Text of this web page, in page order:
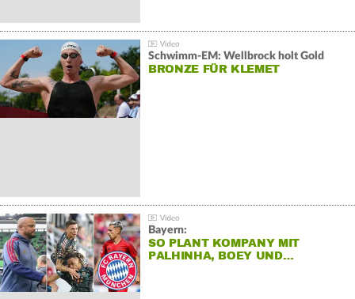
Schwimm-EM: Wellbrock holt Gold
BRONZE FÜR KLEMET
Bayern:
SO PLANT KOMPANY MIT
PALHINHA, BOEY UND…